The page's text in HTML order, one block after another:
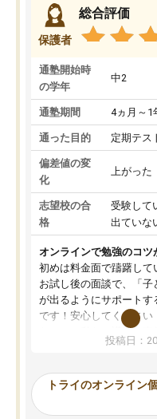
保護者
総合評価
通塾開始時
の学年
中2
通塾期間 4ヵ月～1
通った目的 定期テス
偏差値の変
化
上がった
志望校の合
格
受験して
出ていな
オンラインで勉強のコツ
初めは料金面で躊躇して
お試し後の面談で、「子
が出るようにサポートす
です！安心してください
ないのは私たち講師の責
ってくださり、確かに
ったんですが、学生の先
み、徐々に成績が上がっ
投稿日：
トライのオンライン